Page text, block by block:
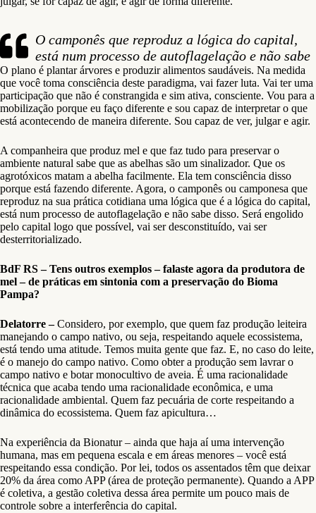
O camponês que reproduz a lógica do capital,
está num processo de autoflagelação e não sabe
O plano é plantar árvores e produzir alimentos saudáveis. Na medida
que você toma consciência deste paradigma, vai fazer luta. Vai ter uma
participação que não é constrangida e sim ativa, consciente. Vou para a
mobilização porque eu faço diferente e sou capaz de interpretar o que
está acontecendo de maneira diferente. Sou capaz de ver, julgar e agir.
A companheira que produz mel e que faz tudo para preservar o
ambiente natural sabe que as abelhas são um sinalizador. Que os
agrotóxicos matam a abelha facilmente. Ela tem consciência disso
porque está fazendo diferente. Agora, o camponês ou camponesa que
reproduz na sua prática cotidiana uma lógica que é a lógica do capital,
está num processo de autoflagelação e não sabe disso. Será engolido
pelo capital logo que possível, vai ser desconstituído, vai ser
desterritorializado.
BdF RS – Tens outros exemplos – falaste agora da produtora de
mel – de práticas em sintonia com a preservação do Bioma
Pampa?
Delatorre –Considero, por exemplo, que quem faz produção leiteira
manejando o campo nativo, ou seja, respeitando aquele ecossistema,
está tendo uma atitude. Temos muita gente que faz. E, no caso do leite,
é o manejo do campo nativo. Como obter a produção sem lavrar o
campo nativo e botar monocultivo de aveia. É uma racionalidade
técnica que acaba tendo uma racionalidade econômica, e uma
racionalidade ambiental. Quem faz pecuária de corte respeitando a
dinâmica do ecossistema. Quem faz apicultura…
Na experiência da Bionatur – ainda que haja aí uma intervenção
humana, mas em pequena escala e em áreas menores – você está
respeitando essa condição. Por lei, todos os assentados têm que deixar
20% da área como APP (área de proteção permanente). Quando a APP
é coletiva, a gestão coletiva dessa área permite um pouco mais de
controle sobre a interferência do capital.